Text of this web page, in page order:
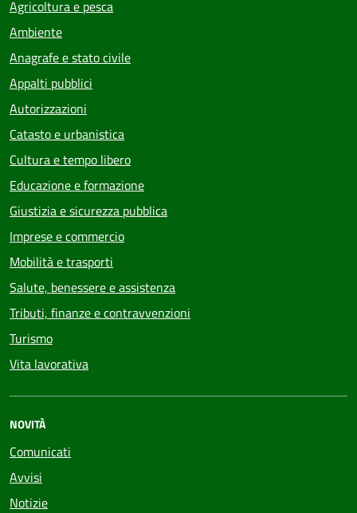
Agricoltura e pesca
Ambiente
Anagrafe e stato civile
Appalti pubblici
Autorizzazioni
Catasto e urbanistica
Cultura e tempo libero
Educazione e formazione
Giustizia e sicurezza pubblica
Imprese e commercio
Mobilità e trasporti
Salute, benessere e assistenza
Tributi, finanze e contravvenzioni
Turismo
Vita lavorativa
NOVITÀ
Comunicati
Avvisi
Notizie